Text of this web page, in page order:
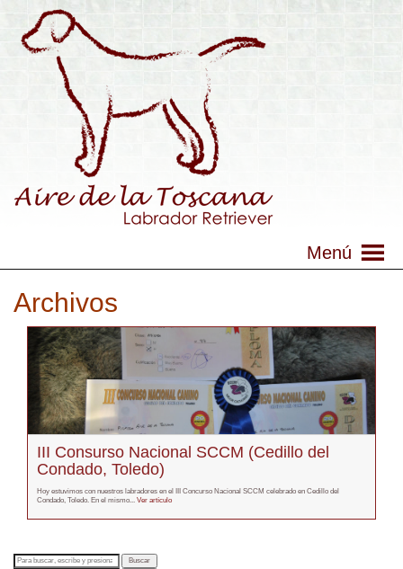
Menú
Archivos
III Consurso Nacional SCCM (Cedillo del
Condado, Toledo)
Hoy estuvimos con nuestros labradores en el III Concurso Nacional SCCM celebrado en Cedillo del
Condado, Toledo. En el mismo... Ver artículo
Buscar